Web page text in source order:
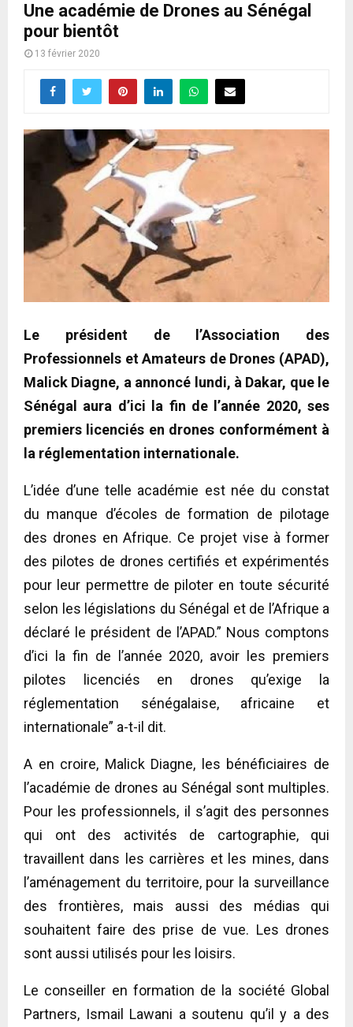
Une académie de Drones au Sénégal
pour bientôt
13 février 2020
Le président de l’Association des
Professionnels et Amateurs de Drones (APAD),
Malick Diagne, a annoncé lundi, à Dakar, que le
Sénégal aura d’ici la fin de l’année 2020, ses
premiers licenciés en drones conformément à
la réglementation internationale.
L’idée d’une telle académie est née du constat
du manque d’écoles de formation de pilotage
des drones en Afrique. Ce projet vise à former
des pilotes de drones certifiés et expérimentés
pour leur permettre de piloter en toute sécurité
selon les législations du Sénégal et de l’Afrique a
déclaré le président de l’APAD.” Nous comptons
d’ici la fin de l’année 2020, avoir les premiers
pilotes licenciés en drones qu’exige la
réglementation sénégalaise, africaine et
internationale” a-t-il dit.
A en croire, Malick Diagne, les bénéficiaires de
l’académie de drones au Sénégal sont multiples.
Pour les professionnels, il s’agit des personnes
qui ont des activités de cartographie, qui
travaillent dans les carrières et les mines, dans
l’aménagement du territoire, pour la surveillance
des frontières, mais aussi des médias qui
souhaitent faire des prise de vue. Les drones
sont aussi utilisés pour les loisirs.
Le conseiller en formation de la société Global
Partners, Ismail Lawani a soutenu qu’il y a des